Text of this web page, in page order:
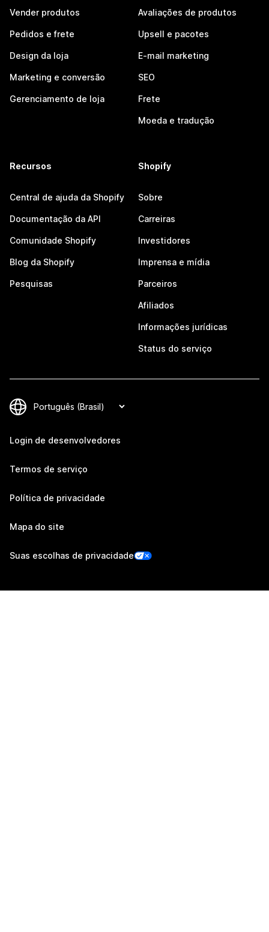
Vender produtos
Pedidos e frete
Design da loja
Marketing e conversão
Gerenciamento de loja
Avaliações de produtos
Upsell e pacotes
E-mail marketing
SEO
Frete
Moeda e tradução
Recursos
Central de ajuda da Shopify
Documentação da API
Comunidade Shopify
Blog da Shopify
Pesquisas
Shopify
Sobre
Carreiras
Investidores
Imprensa e mídia
Parceiros
Afiliados
Informações jurídicas
Status do serviço
Login de desenvolvedores
Termos de serviço
Política de privacidade
Mapa do site
Suas escolhas de privacidade